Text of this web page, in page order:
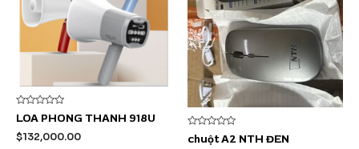
Được
xếp
hạng
0
LOA PHONG THANH 918U
$132,000.00
Được
xếp
chuột A2 NTH ĐEN